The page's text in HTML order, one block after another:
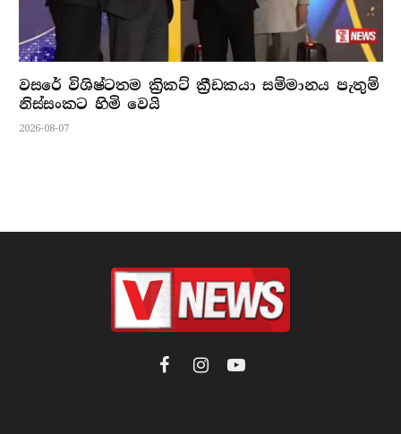
වසරේ විශිෂ්ටතම ක්‍රිකට් ක්‍රීඩකයා සම්මානය පැතුම්
නිස්සංකට හිමි වෙයි
2026-08-07
FacebookInstagramYouTube